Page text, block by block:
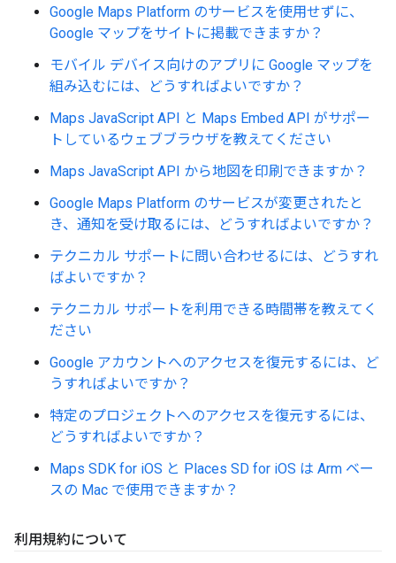
Google Maps Platform のサービスを使用せずに、
Google マップをサイトに掲載できますか？
モバイル デバイス向けのアプリに Google マップを
組み込むには、どうすればよいですか？
Maps JavaScript API と Maps Embed API がサポー
トしているウェブブラウザを教えてください
Maps JavaScript API から地図を印刷できますか？
Google Maps Platform のサービスが変更されたと
き、通知を受け取るには、どうすればよいですか？
テクニカル サポートに問い合わせるには、どうすれ
ばよいですか？
テクニカル サポートを利用できる時間帯を教えてく
ださい
Google アカウントへのアクセスを復元するには、ど
うすればよいですか？
特定のプロジェクトへのアクセスを復元するには、
どうすればよいですか？
Maps SDK for iOS と Places SD for iOS は Arm ベー
スの Mac で使用できますか？
利用規約について